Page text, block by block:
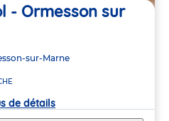
- Ormesson sur
sur-Marne
de détails